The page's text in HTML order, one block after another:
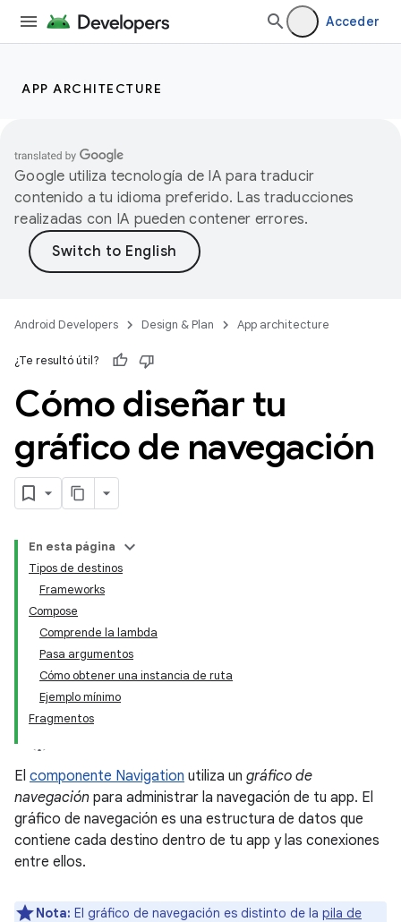
Acceder
APP ARCHITECTURE
Google utiliza tecnología de IA para traducir
contenido a tu idioma preferido. Las traducciones
realizadas con IA pueden contener errores.
Android Developers Design & Plan App architecture
¿Te resultó útil?
Cómo diseñar tu
gráfico de navegación
En esta página
Tipos de destinos
Frameworks
Compose
Comprende la lambda
Pasa argumentos
Cómo obtener una instancia de ruta
Ejemplo mínimo
Fragmentos
El componente Navigation utiliza un gráfico de
navegación para administrar la navegación de tu app. El
gráfico de navegación es una estructura de datos que
contiene cada destino dentro de tu app y las conexiones
entre ellos.
Nota: El gráfico de navegación es distinto de la pila de